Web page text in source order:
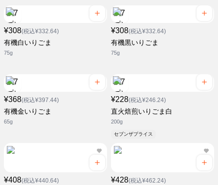
¥308(税込¥332.64)
有機白いりごま
75g
¥308(税込¥332.64)
有機黒いりごま
75g
¥368(税込¥397.44)
有機金いりごま
65g
¥228(税込¥246.24)
直火焙煎いりごま白
200g
セブンザプライス
¥408(税込¥440.64) ¥428(税込¥462.24)